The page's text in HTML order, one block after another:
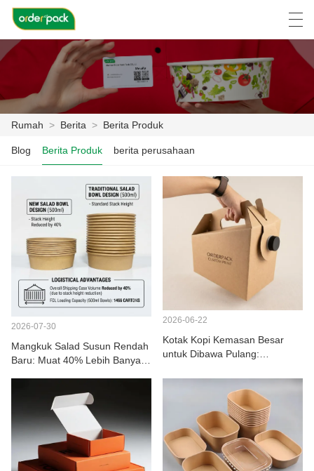
PRODUK
TENTANG KAMI
BERITA
KASUS
PABRIK ACARA
HUBUNGI KAMI
Deutsch
Rumah > Berita > Berita Produk
Blog Berita Produk berita perusahaan
2026-07-30
Mangkuk Salad Susun Rendah
Baru: Muat 40% Lebih Banyak
2026-06-22
Kotak Kopi Kemasan Besar
untuk Dibawa Pulang:
Lingkungan untuk Katering